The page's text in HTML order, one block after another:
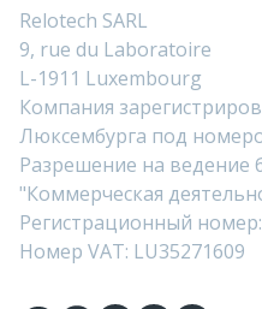
Relotech SARL
9, rue du Laboratoire
L-1911 Luxembourg
Компания
Люксембурга под
Разрешение на ведение
"Коммерческая
Регистрационный
Номер VAT: LU35271609